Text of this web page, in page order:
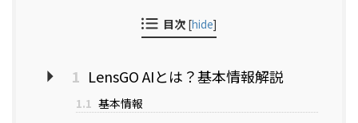
目次 [hide]
1 LensGO AIとは？基本情報解説
1.1 基本情報